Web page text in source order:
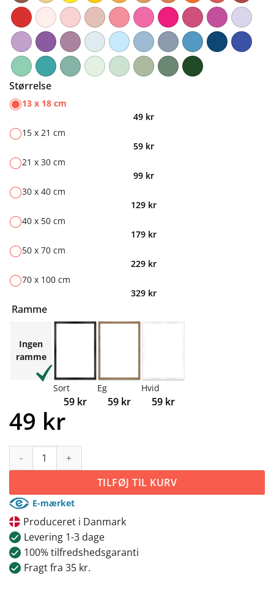
Størrelse
13 x 18 cm
49 kr
15 x 21 cm
59 kr
21 x 30 cm
99 kr
30 x 40 cm
129 kr
40 x 50 cm
179 kr
50 x 70 cm
229 kr
70 x 100 cm
329 kr
Ramme
Ingen
ramme
Sort
59 kr
Eg
59 kr
Hvid
59 kr
49 kr
Flamingo antal
TILFØJ TIL KURV
E-mærket
Produceret i Danmark
Levering 1-3 dage
100% tilfredshedsgaranti
Fragt fra 35 kr.